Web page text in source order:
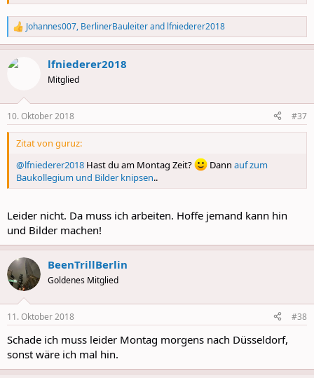
R
e
a
c
s
:
Johannes007, BerlinerBauleiterand lfniederer2018
lfniederer2018
Mitglied
10. Oktober 2018 #37
Zitat von guruz:
@lfniederer2018 Hast du am Montag Zeit? Dannauf zum
Baukollegium und Bilder knipsen..
Leider nicht. Da muss ich arbeiten. Hoffe jemand kann hin
und Bilder machen!
BeenTrillBerlin
Goldenes Mitglied
11. Oktober 2018 #38
Schade ich muss leider Montag morgens nach Düsseldorf,
sonst wäre ich mal hin.